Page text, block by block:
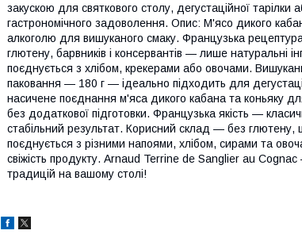
закускою для святкового столу, дегустаційної
гастрономічного задоволення. Опис: М'ясо дикого
алкоголю для вишуканого смаку. Французька
глютену, барвників і консервантів — лише натуральні
поєднується з хлібом, крекерами або овочами.
паковання — 180 г — ідеально підходить для
насичене поєднання м'яса дикого кабана та коньяку
без додаткової підготовки. Французька якість —
стабільний результат. Корисний склад — без глютену,
поєднується з різними напоями, хлібом, сирами та
свіжість продукту. Arnaud Terrine de Sanglier au
традицій на вашому столі!